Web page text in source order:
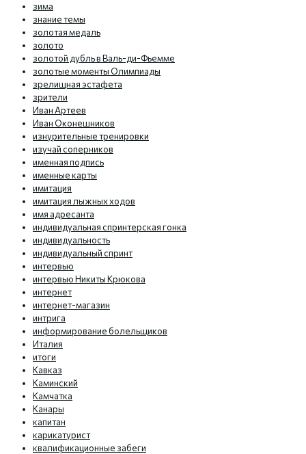
зима
знание темы
золотая медаль
золото
золотой дубль в Валь-ди-Фьемме
золотые моменты Олимпиады
зрелищная эстафета
зрители
Иван Артеев
Иван Оконешников
изнурительные тренировки
изучай соперников
именная подпись
именные карты
имитация
имитация лыжных ходов
имя адресанта
индивидуальная спринтерская гонка
индивидуальность
индивидуальный спринт
интервью
интервью Никиты Крюкова
интернет
интернет-магазин
интрига
информирование болельщиков
Италия
итоги
Кавказ
Каминский
Камчатка
Канары
капитан
карикатурист
квалификационные забеги